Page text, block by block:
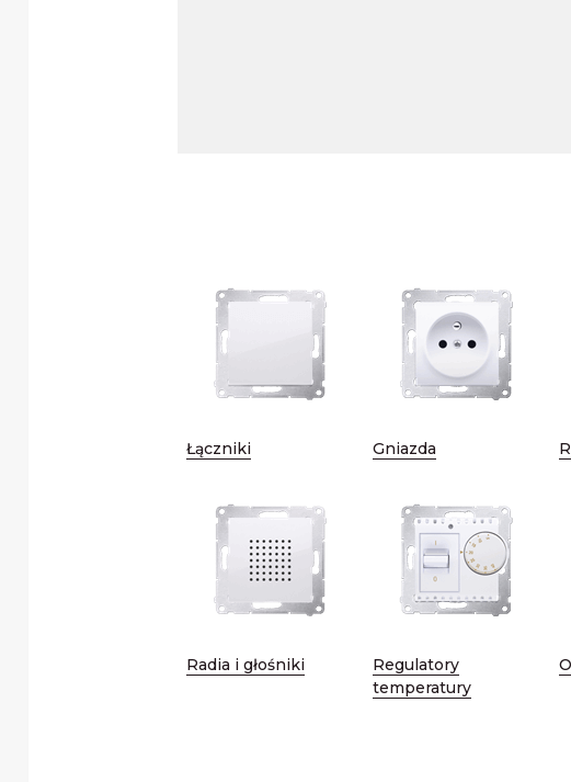
Łączniki Gniazda
Radia i głośniki
Regulatory
temperatury